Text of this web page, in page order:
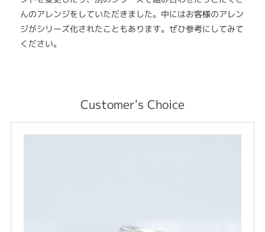
んのアレンジをしていただきました。中にはお客様のアレン
ジがシリーズ化されたこともあります。ぜひ参考にしてみて
ください。
Customer's Choice